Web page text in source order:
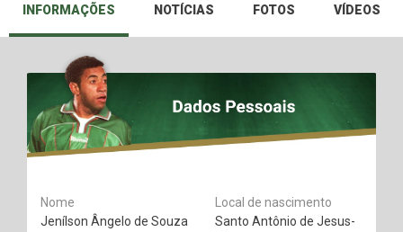
INFORMAÇÕES NOTÍCIAS FOTOS VÍDEOS
Nome
Jenílson Ângelo de Souza
Local de nascimento
Santo Antônio de Jesus-